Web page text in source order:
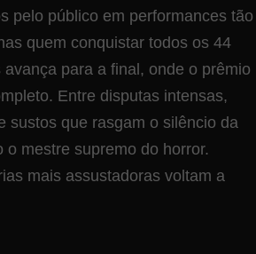
pelo público em performances tão
quem conquistar todos os 44
para a final, onde o prêmio
Entre disputas intensas,
sustos que rasgam o silêncio da
mestre supremo do horror.
mais assustadoras voltam a